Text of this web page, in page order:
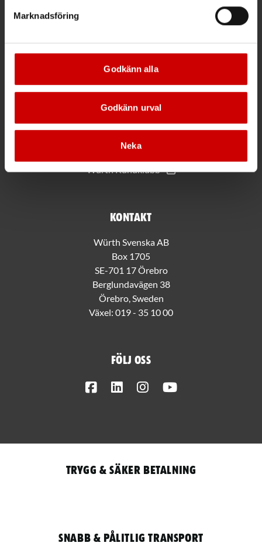
Marknadsföring
Godkänn alla
Godkänn urval
Neka
Mer information
Bli kund hos Würth
Handla med Würth app
Hållbarhet
Würth Kundklubb
Kontakt
Würth Svenska AB
Box 1705
SE-701 17 Örebro
Berglundavägen 38
Örebro, Sweden
Växel: 019 - 35 10 00
Följ oss
FacebookLinkedInInstagram
Trygg & säker betalning
Snabb & pålitlig transport